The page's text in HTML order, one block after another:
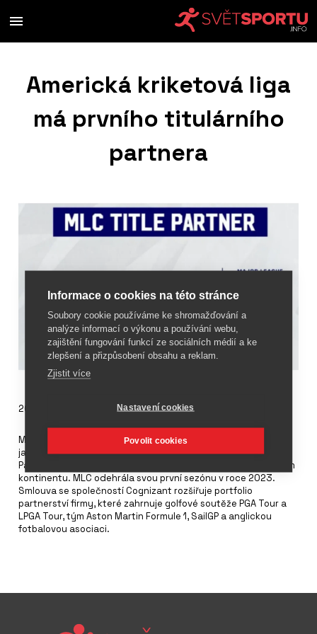
Americká kriketová liga
má prvního titulárního
partnera
20. června 2024
Major League Cricket (MLC) jmenovala společnost Cognizant
jako vůbec prvního titulárního partnera této americké ligy.
Partnerství pomůže podpořit růst kriketu na severoamerickém
kontinentu. MLC odehrála svou první sezónu v roce 2023.
Smlouva se společností Cognizant rozšiřuje portfolio
partnerství firmy, které zahrnuje golfové soutěže PGA Tour a
LPGA Tour, tým Aston Martin Formule 1, SailGP a anglickou
fotbalovou asociaci.
Informace o cookies na této stránce
Soubory cookie používáme ke shromažďování a
analýze informací o výkonu a používání webu,
zajištění fungování funkcí ze sociálních médií a ke
zlepšení a přizpůsobení obsahu a reklam.
Zjistit více
Nastavení cookies
Povolit cookies